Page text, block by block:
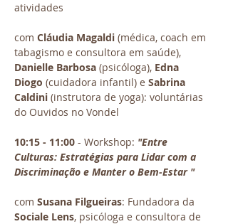
atividades
com Cláudia Magaldi (médica, coach em
tabagismo e consultora em saúde),
Danielle Barbosa (psicóloga), Edna
Diogo (cuidadora infantil) e Sabrina
Caldini (instrutora de yoga): voluntárias
do Ouvidos no Vondel
10:15 - 11:00 - Workshop: "Entre
Culturas: Estratégias para Lidar com a
Discriminação e Manter o Bem-Estar "
com Susana Filgueiras: Fundadora da
Sociale Lens, psicóloga e consultora de